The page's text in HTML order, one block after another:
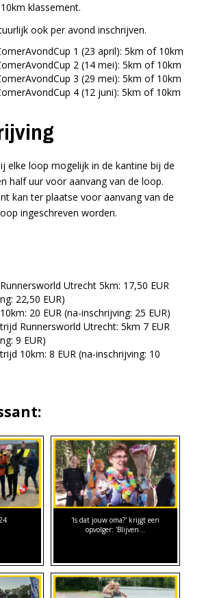
klassement.
ook per avond inschrijven.
1 (23 april): 5km of 10km
2 (14 mei): 5km of 10km
3 (29 mei): 5km of 10km
4 (12 juni): 5km of 10km
elke loop mogelijk in de kantine bij de
half uur voor aanvang van de loop.
kan ter plaatse voor aanvang van de
ingeschreven worden.
Utrecht 5km: 17,50 EUR
22,50 EUR)
20 EUR (na-inschrijving: 25 EUR)
Runnersworld Utrecht: 5km 7 EUR
9 EUR)
10km: 8 EUR (na-inschrijving: 10
'Is dat jouw oma?' krijgt een
opvolger: 'Blijven…